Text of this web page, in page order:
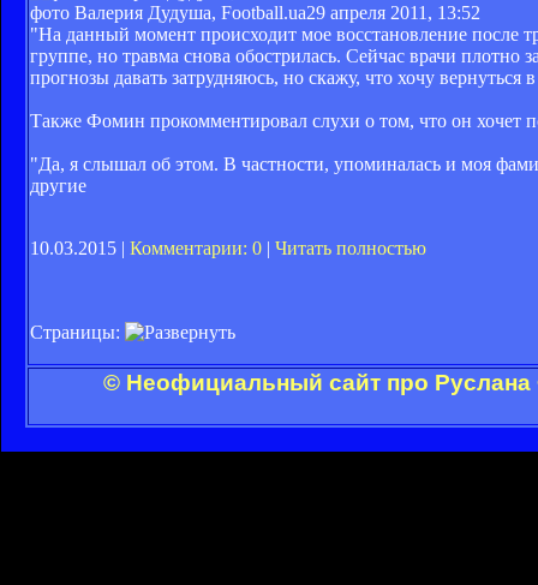
фото Валерия Дудуша, Football.ua29 апреля 2011, 13:52
"На данный момент происходит мое восстановление после
группе, но травма снова обострилась. Сейчас врачи
прогнозы давать затрудняюсь, но скажу, что хочу
Также Фомин прокомментировал слухи о том, что он хочет
"Да, я слышал об этом. В частности, упоминалась и моя
другие
10.03.2015 | Комментарии: 0 | Читать полностью
Страницы:
© Неофициальный сайт про